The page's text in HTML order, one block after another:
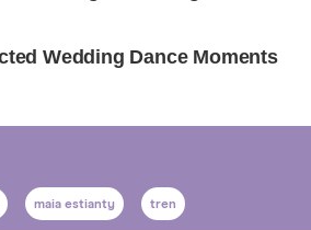
maia estianty tren